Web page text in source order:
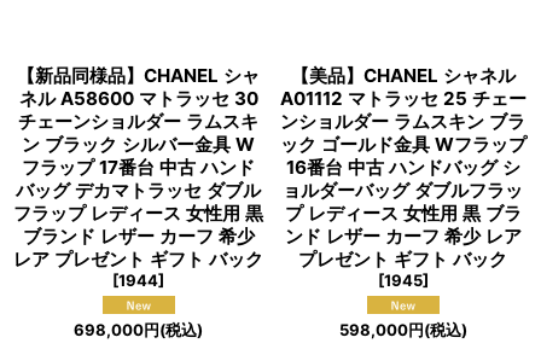
【新品同様品】CHANEL シャ
ネル A58600 マトラッセ 30
チェーンショルダー ラムスキ
ン ブラック シルバー金具 W
フラップ 17番台 中古 ハンド
バッグ デカマトラッセ ダブル
フラップ レディース 女性用 黒
ブランド レザー カーフ 希少
レア プレゼント ギフト バック
[1944]
698,000円(税込)
【美品】CHANEL シャネル
A01112 マトラッセ 25 チェー
ンショルダー ラムスキン ブラ
ック ゴールド金具 Wフラップ
16番台 中古 ハンドバッグ シ
ョルダーバッグ ダブルフラッ
プ レディース 女性用 黒 ブラ
ンド レザー カーフ 希少 レア
プレゼント ギフト バック
[1945]
598,000円(税込)